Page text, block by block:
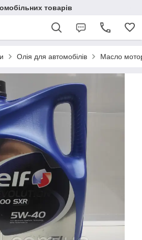
товарів
Олія для автомобілів Масло